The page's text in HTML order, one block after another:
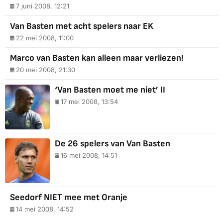
7 juni 2008, 12:21
Van Basten met acht spelers naar EK
22 mei 2008, 11:00
Marco van Basten kan alleen maar verliezen!
20 mei 2008, 21:30
‘Van Basten moet me niet’ II
17 mei 2008, 13:54
De 26 spelers van Van Basten
16 mei 2008, 14:51
Seedorf NIET mee met Oranje
14 mei 2008, 14:52